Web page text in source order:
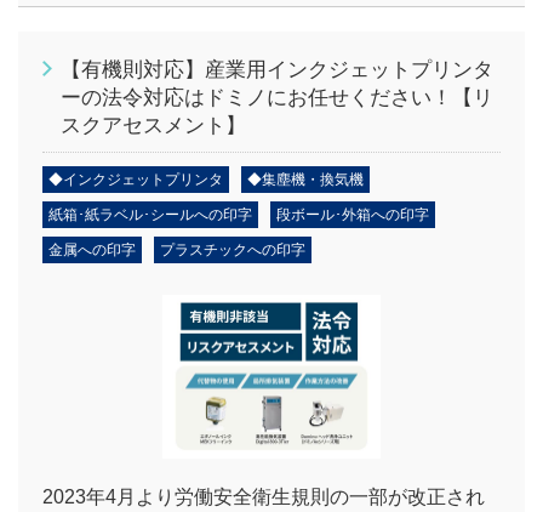
【有機則対応】産業用インクジェットプリンタ
ーの法令対応はドミノにお任せください！【リ
スクアセスメント】
◆インクジェットプリンタ ◆集塵機・換気機
紙箱･紙ラベル･シールへの印字 段ボール･外箱への印字
金属への印字 プラスチックへの印字
2023年4月より労働安全衛生規則の一部が改正され